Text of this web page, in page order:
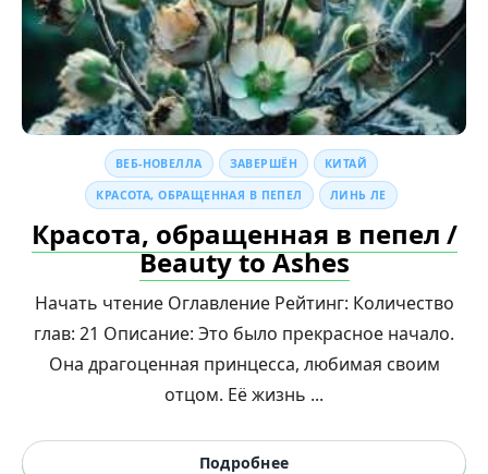
ВЕБ-НОВЕЛЛА ЗАВЕРШЁН КИТАЙ
КРАСОТА, ОБРАЩЕННАЯ В ПЕПЕЛ ЛИНЬ ЛЕ
Красота, обращенная в пепел /
Beauty to Ashes
Начать чтение Оглавление Рейтинг: Количество
глав: 21 Описание: Это было прекрасное начало.
Она драгоценная принцесса, любимая своим
отцом. Её жизнь ...
Подробнее